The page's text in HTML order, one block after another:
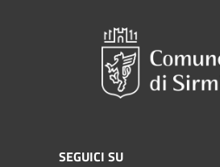
SEGUICI SU